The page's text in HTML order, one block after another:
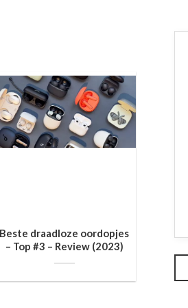
Beste draadloze oordopjes
– Top #3 – Review (2023)